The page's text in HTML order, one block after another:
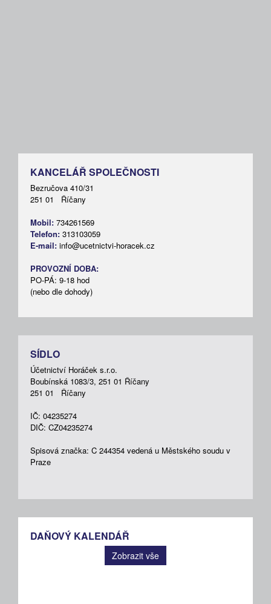
KANCELÁŘ SPOLEČNOSTI
Bezručova 410/31
251 01 Říčany
Mobil: 734261569
Telefon: 313103059
E-mail: info@ucetnictvi-horacek.cz
PROVOZNÍ DOBA:
PO-PÁ: 9-18 hod
(nebo dle dohody)
SÍDLO
Účetnictví Horáček s.r.o.
Boubínská 1083/3, 251 01 Říčany
251 01 Říčany
IČ: 04235274
DIČ: CZ04235274
Spisová značka: C 244354 vedená u Městského soudu v
Praze
DAŇOVÝ KALENDÁŘ
Zobrazit vše